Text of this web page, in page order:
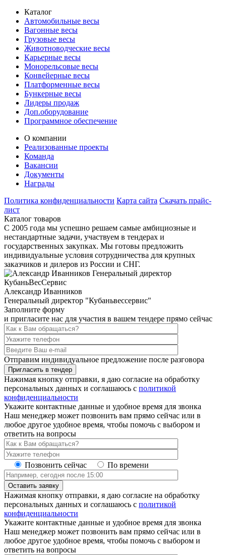
Каталог
Автомобильные весы
Вагонные весы
Грузовые весы
Животноводческие весы
Карьерные весы
Монорельсовые весы
Конвейерные весы
Платформенные весы
Бункерные весы
Лидеры продаж
Доп.оборудование
Программное обеспечение
О компании
Реализованные проекты
Команда
Вакансии
Документы
Награды
Политика конфиденциальности Карта сайта Скачать прайс-
лист
Каталог товаров
С 2005 года мы успешно решаем самые амбициозные и
нестандартные задачи, участвуем в тендерах и
государственных закупках. Мы готовы предложить
индивидуальные условия сотрудничества для крупных
заказчиков и дилеров из России и СНГ.
Александр Иванников
Генеральный директор "Кубаньвессервис"
Заполните форму
и пригласите нас для участия в вашем тендере прямо сейчас
Отправим индивидуальное предложение после разговора
Пригласить в тендер
Нажимая кнопку отправки, я даю согласие на обработку
персональных данных и соглашаюсь с политикой
конфиденциальности
Укажите контактные данные и удобное время для звонка
Наш менеджер может позвонить вам прямо сейчас или в
любое другое удобное время, чтобы помочь с выбором и
ответить на вопросы
Позвонить сейчас По времени
Оставить заявку
Нажимая кнопку отправки, я даю согласие на обработку
персональных данных и соглашаюсь с политикой
конфиденциальности
Укажите контактные данные и удобное время для звонка
Наш менеджер может позвонить вам прямо сейчас или в
любое другое удобное время, чтобы помочь с выбором и
ответить на вопросы